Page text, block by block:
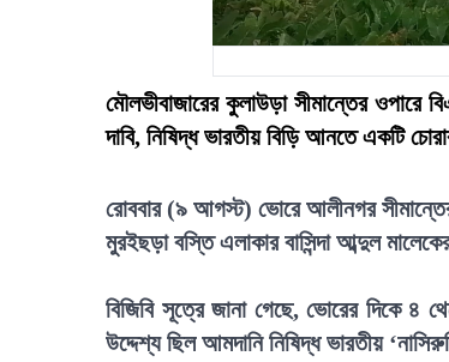
মৌলভীবাজারের কুলাউড়া সীমান্তের ওপারে
দাবি, নিষিদ্ধ ভারতীয় বিড়ি আনতে একটি
রোববার (৯ আগস্ট) ভোরে আলীনগর
মুরইছড়া বস্তি এলাকার বাসিন্দা আব্দুল
বিজিবি সূত্রে জানা গেছে, ভোরের দিকে ৪
উদ্দেশ্য ছিল আমদানি নিষিদ্ধ ভারতীয়